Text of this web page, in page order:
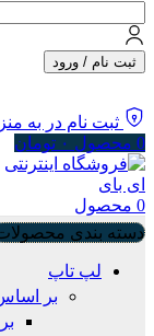
ثبت نام / ورود
ثبت نام در به
0 محصول ۰ تومان
0 محصول
دسته بندی
لپ تاپ
بر